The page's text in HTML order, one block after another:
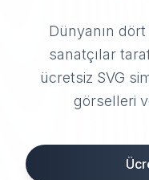
Dünyanın
sanatçılar
ücretsiz SVG
görselleri